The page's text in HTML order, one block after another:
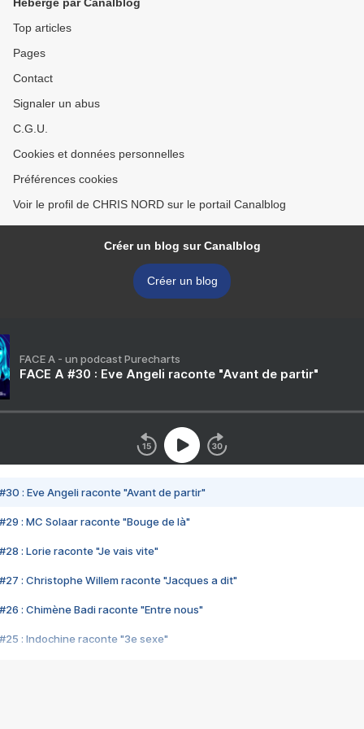
Top articles
Pages
Contact
Signaler un abus
C.G.U.
Cookies et données personnelles
Préférences cookies
Voir le profil de CHRIS NORD sur le portail Canalblog
Créer un blog sur Canalblog
Créer un blog
FACE A - un podcast Purecharts
FACE A #30 : Eve Angeli raconte "Avant de partir"
#30 : Eve Angeli raconte "Avant de partir"
#29 : MC Solaar raconte "Bouge de là"
#28 : Lorie raconte "Je vais vite"
#27 : Christophe Willem raconte "Jacques a dit"
#26 : Chimène Badi raconte "Entre nous"
#25 : Indochine raconte "3e sexe"